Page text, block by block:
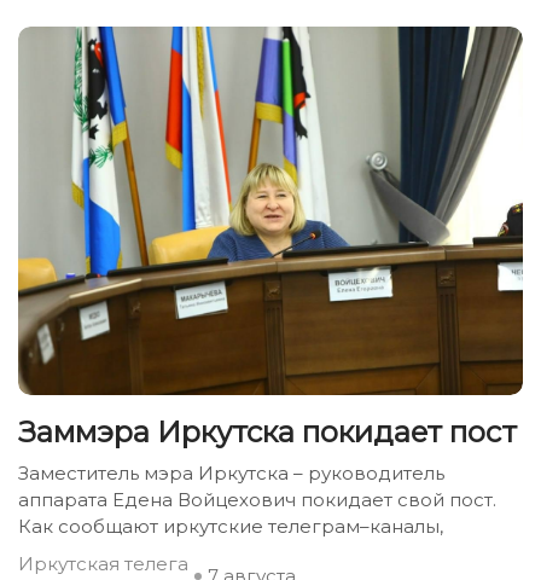
Заммэра Иркутска покидает пост
Заместитель мэра Иркутска – руководитель
аппарата Едена Войцехович покидает свой пост.
Как сообщают иркутские телеграм–каналы,
Иркутская телега